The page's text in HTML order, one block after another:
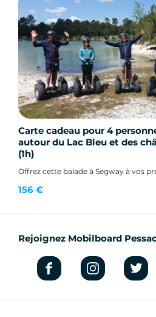
Carte cadeau pour 4
autour du Lac Bleu et des
(1h)
Offrez cette balade à Segway à vos
156 €
Rejoignez Mobilboard